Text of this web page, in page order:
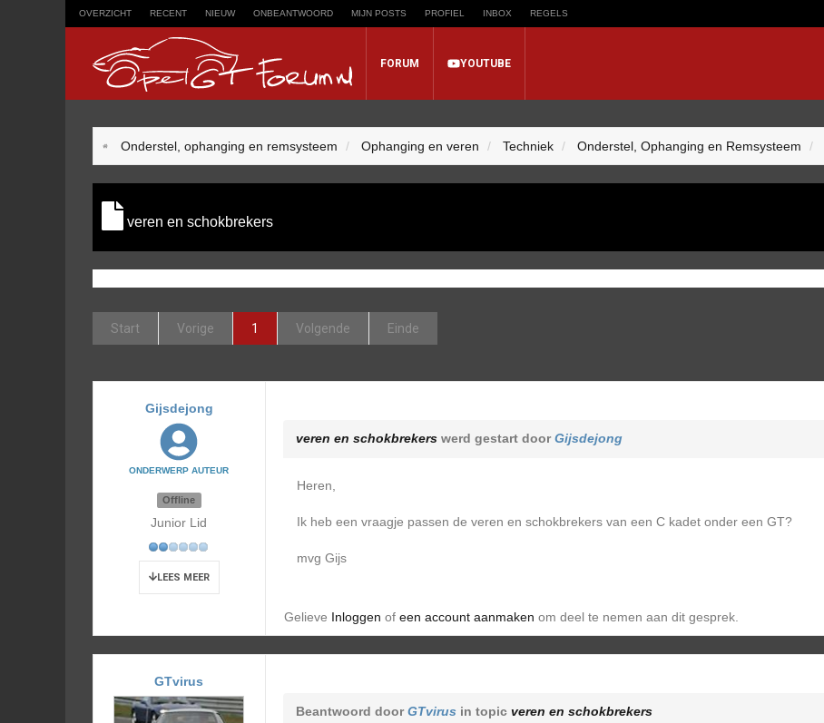
OVERZICHT RECENT NIEUW ONBEANTWOORD MIJN POSTS PROFIEL INBOX REGELS
Zoeken op trefwoord:
FORUM YOUTUBE
Onderstel, ophanging en remsysteem Ophanging en veren Techniek Onderstel, Ophanging en Remsysteem
veren en schokbrekers
Start Vorige 1 Volgende Einde
Gijsdejong
ONDERWERP AUTEUR
Offline
Junior Lid
LEES MEER
veren en schokbrekerswerd gestart doorGijsdejong
Heren,
Ik heb een vraagje passen de veren en schokbrekers van een C kadet onder een GT?
mvg Gijs
Gelieve Inloggen of een account aanmaken om deel te nemen aan dit gesprek.
GTvirus
Beantwoord doorGTvirusin topic veren en schokbrekers